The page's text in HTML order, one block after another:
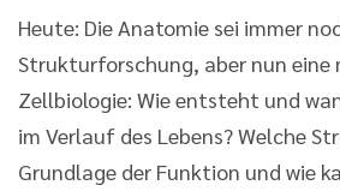
Heute: Die Anatomie sei immer
Strukturforschung, aber nun eine
Zellbiologie: Wie entsteht und
im Verlauf des Lebens? Welche
Grundlage der Funktion und wie